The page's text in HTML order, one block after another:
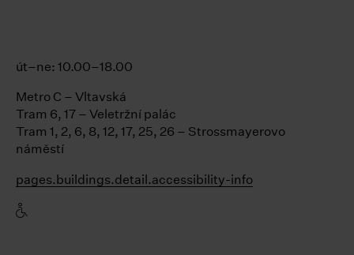
út–ne: 10.00–18.00
Metro C – Vltavská
Tram 6, 17 – Veletržní palác
Tram 1, 2, 6, 8, 12, 17, 25, 26 – Strossmayerovo
náměstí
pages.buildings.detail.accessibility-info